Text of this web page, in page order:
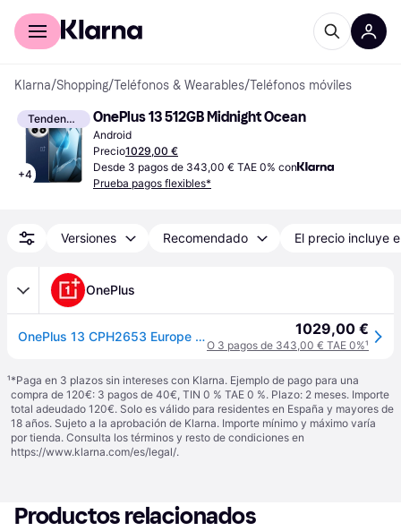
Comprar con Klarna
Klarna/Shopping/Teléfonos & Wearables/Teléfonos móviles
Tendencia
+4
OnePlus 13 512GB Midnight Ocean
Android
Precio1029,00 €
Desde 3 pagos de 343,00 € TAE 0% con
Prueba pagos flexibles*
Versiones Recomendado El precio incluye
OnePlus
OnePlus 13 CPH2653 Europe 512GB 16GB Midnight Ocean EU 1029,00 €
O 3 pagos de 343,00 € TAE 0%¹
¹*Paga en 3 plazos sin intereses con Klarna. Ejemplo de pago para una
compra de 120€: 3 pagos de 40€, TIN 0 % TAE 0 %. Plazo: 2 meses. Importe
total adeudado 120€. Solo es válido para residentes en España y mayores de
18 años. Sujeto a la aprobación de Klarna. Importe mínimo y máximo varía
por tienda. Consulta los términos y resto de condiciones en
https://www.klarna.com/es/legal/.
Productos relacionados